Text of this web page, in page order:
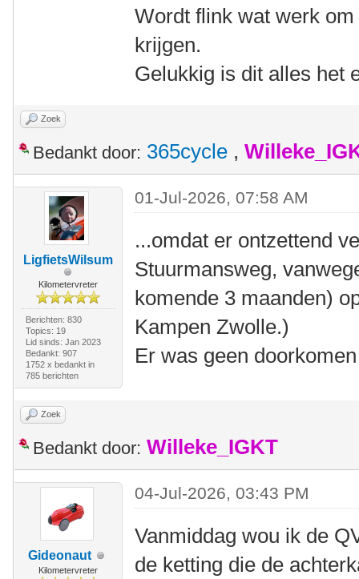
Wordt flink wat werk
krijgen.
Gelukkig is dit alles het
Zoek
Bedankt door: 365cycle ,
LigfietsWilsum
Kilometervreter
Berichten: 830
Topics: 19
Lid sinds: Jan 2023
Bedankt: 907
1752 x bedankt in
785 berichten
01-Jul-2026, 07:58 AM
...omdat er ontzettend
Stuurmansweg,
komende 3 maanden)
Kampen Zwolle.)
Er was geen
Zoek
Bedankt door: Willeke_IGKT
Gideonaut
Kilometervreter
04-Jul-2026, 03:43 PM
Vanmiddag wou ik de
de ketting die de